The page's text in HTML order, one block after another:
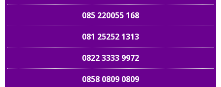
085 220055 168
081 25252 1313
0822 3333 9972
0858 0809 0809